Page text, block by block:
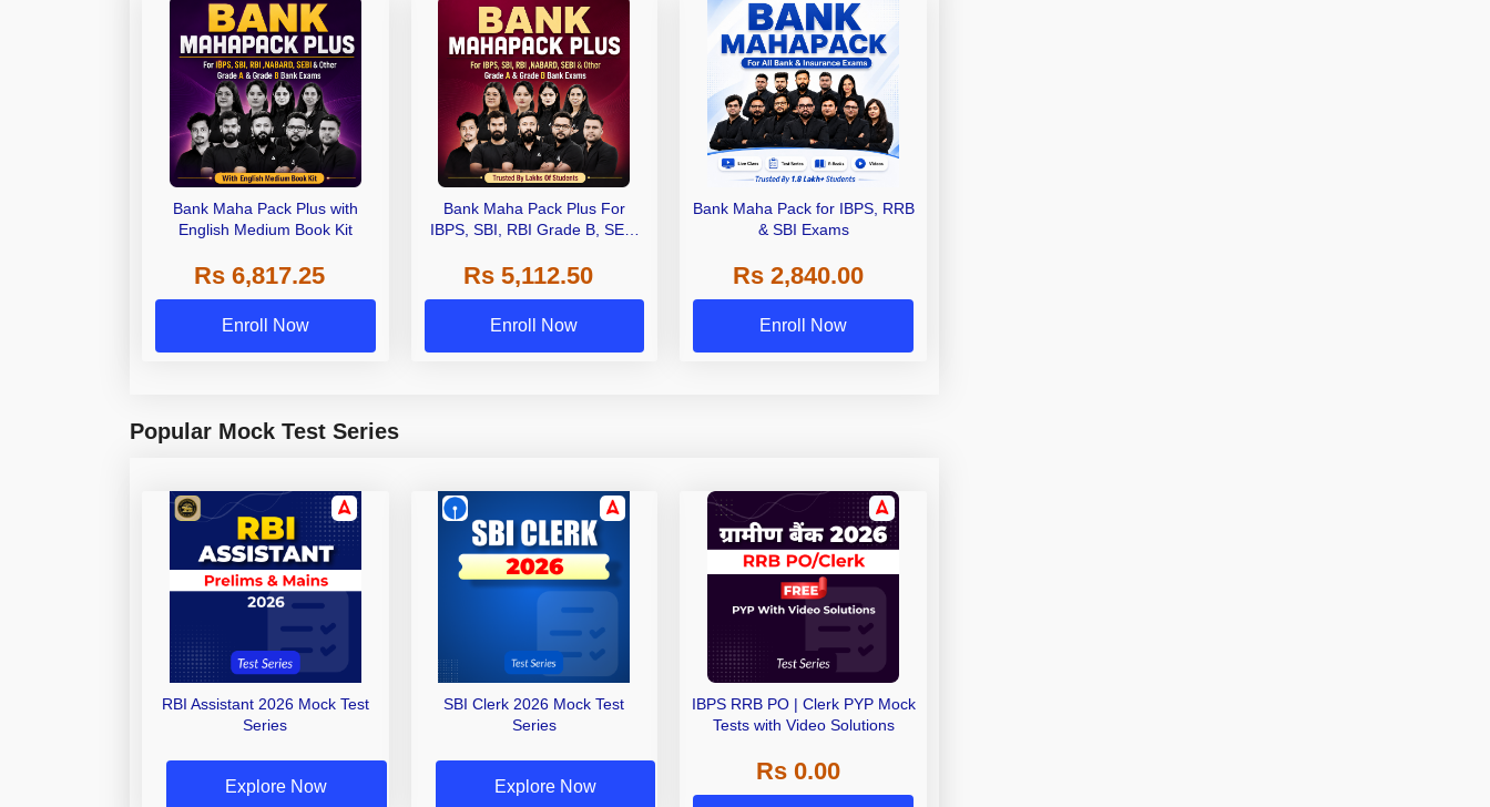
Bank Maha Pack Plus with
English Medium Book Kit
Rs 6,817.25
Enroll Now
Bank Maha Pack Plus For
IBPS, SBI, RBI Grade B, SEBI
Other Grade A & Grade B Bank
Exams
Rs 5,112.50
Enroll Now
Bank Maha Pack for IBPS, RRB
& SBI Exams
Rs 2,840.00
Enroll Now
Popular Mock Test Series
RBI Assistant 2026 Mock Test
Series
Explore Now
SBI Clerk 2026 Mock Test
Series
Explore Now
IBPS RRB PO | Clerk PYP Mock
Tests with Video Solutions
Rs 0.00